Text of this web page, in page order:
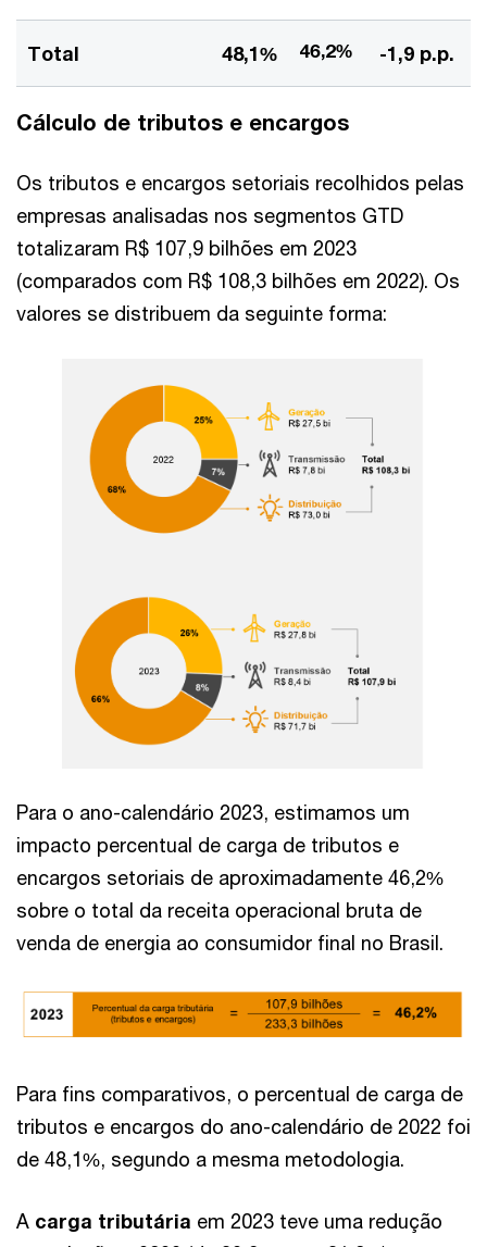
Total 48,1% 46,2% -1,9 p.p.
Cálculo de tributos e encargos
Os tributos e encargos setoriais recolhidos pelas
empresas analisadas nos segmentos GTD
totalizaram R$ 107,9 bilhões em 2023
(comparados com R$ 108,3 bilhões em 2022). Os
valores se distribuem da seguinte forma:
Para o ano-calendário 2023, estimamos um
impacto percentual de carga de tributos e
encargos setoriais de aproximadamente 46,2%
sobre o total da receita operacional bruta de
venda de energia ao consumidor final no Brasil.
Para fins comparativos, o percentual de carga de
tributos e encargos do ano-calendário de 2022 foi
de 48,1%, segundo a mesma metodologia.
A carga tributária em 2023 teve uma redução